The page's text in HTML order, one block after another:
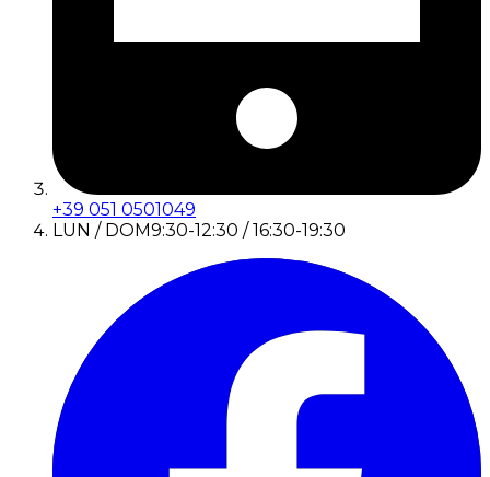
+39 051 0501049
LUN / DOM9:30-12:30 / 16:30-19:30